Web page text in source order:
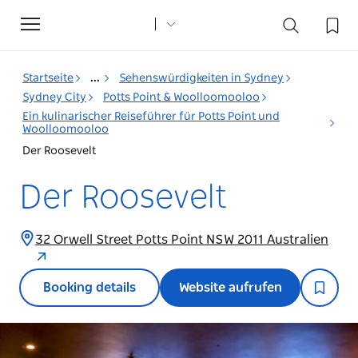
Toggle
navigation
Startseite ...
Sehenswürdigkeiten in Sydney
Sydney City
Potts Point & Woolloomooloo
Ein kulinarischer Reiseführer für Potts Point und
Woolloomooloo
Der Roosevelt
Der Roosevelt
32 Orwell Street Potts Point NSW 2011 Australien
Booking details Website aufrufen